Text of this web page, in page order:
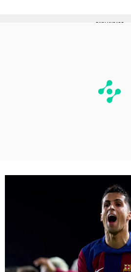
PUBLICIDADE